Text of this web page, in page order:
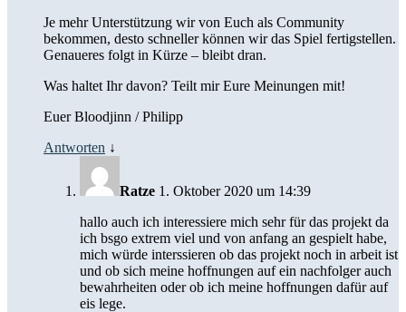
Je mehr Unterstützung wir von Euch als Community
bekommen, desto schneller können wir das Spiel fertigstellen.
Genaueres folgt in Kürze – bleibt dran.
Was haltet Ihr davon? Teilt mir Eure Meinungen mit!
Euer Bloodjinn / Philipp
Antworten ↓
Ratze 1. Oktober 2020 um 14:39
hallo auch ich interessiere mich sehr für das projekt da
ich bsgo extrem viel und von anfang an gespielt habe,
mich würde interssieren ob das projekt noch in arbeit ist
und ob sich meine hoffnungen auf ein nachfolger auch
bewahrheiten oder ob ich meine hoffnungen dafür auf
eis lege.